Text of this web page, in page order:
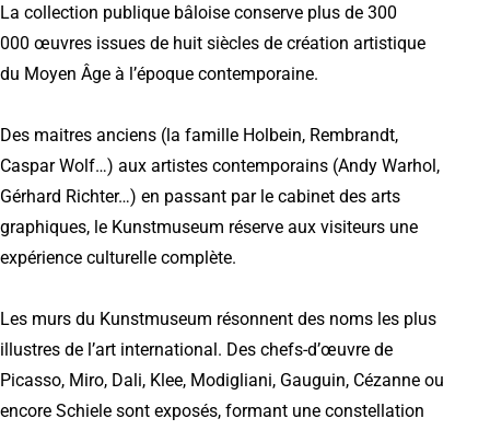
La collection publique bâloise conserve plus de 300
000 œuvres issues de huit siècles de création artistique
du Moyen Âge à l’époque contemporaine.
Des maitres anciens (la famille Holbein, Rembrandt,
Caspar Wolf…) aux artistes contemporains (Andy Warhol,
Gérhard Richter…) en passant par le cabinet des arts
graphiques, le Kunstmuseum réserve aux visiteurs une
expérience culturelle complète.
Les murs du Kunstmuseum résonnent des noms les plus
illustres de l’art international. Des chefs-d’œuvre de
Picasso, Miro, Dali, Klee, Modigliani, Gauguin, Cézanne ou
encore Schiele sont exposés, formant une constellation